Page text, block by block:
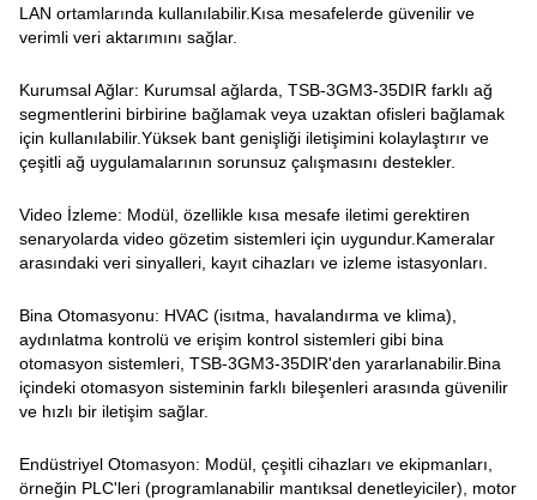
LAN ortamlarında kullanılabilir.Kısa mesafelerde güvenilir ve
verimli veri aktarımını sağlar.
Kurumsal Ağlar: Kurumsal ağlarda, TSB-3GM3-35DIR farklı ağ
segmentlerini birbirine bağlamak veya uzaktan ofisleri bağlamak
için kullanılabilir.Yüksek bant genişliği iletişimini kolaylaştırır ve
çeşitli ağ uygulamalarının sorunsuz çalışmasını destekler.
Video İzleme: Modül, özellikle kısa mesafe iletimi gerektiren
senaryolarda video gözetim sistemleri için uygundur.Kameralar
arasındaki veri sinyalleri, kayıt cihazları ve izleme istasyonları.
Bina Otomasyonu: HVAC (isıtma, havalandırma ve klima),
aydınlatma kontrolü ve erişim kontrol sistemleri gibi bina
otomasyon sistemleri, TSB-3GM3-35DIR'den yararlanabilir.Bina
içindeki otomasyon sisteminin farklı bileşenleri arasında güvenilir
ve hızlı bir iletişim sağlar.
Endüstriyel Otomasyon: Modül, çeşitli cihazları ve ekipmanları,
örneğin PLC'leri (programlanabilir mantıksal denetleyiciler), motor